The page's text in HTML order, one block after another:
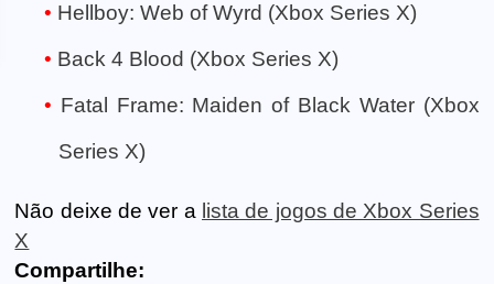
Hellboy: Web of Wyrd (Xbox Series X)
Back 4 Blood (Xbox Series X)
Fatal Frame: Maiden of Black Water (Xbox
Series X)
Não deixe de ver a lista de jogos de Xbox Series
X
Compartilhe: